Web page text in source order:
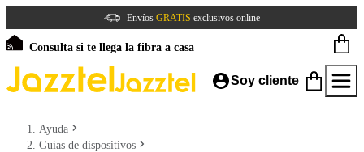
Envíos GRATIS exclusivos online
Consulta si te llega la fibra a casa
Soy cliente
Ayuda
Guías de dispositivos